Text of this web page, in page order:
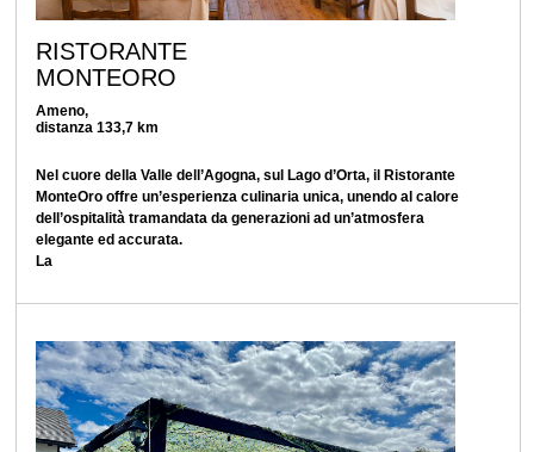
RISTORANTE
MONTEORO
Ameno,
distanza 133,7 km
Nel cuore della Valle dell’Agogna, sul Lago d’Orta, il Ristorante
MonteOro offre un’esperienza culinaria unica, unendo al calore
dell’ospitalità tramandata da generazioni ad un’atmosfera
elegante ed accurata.
La